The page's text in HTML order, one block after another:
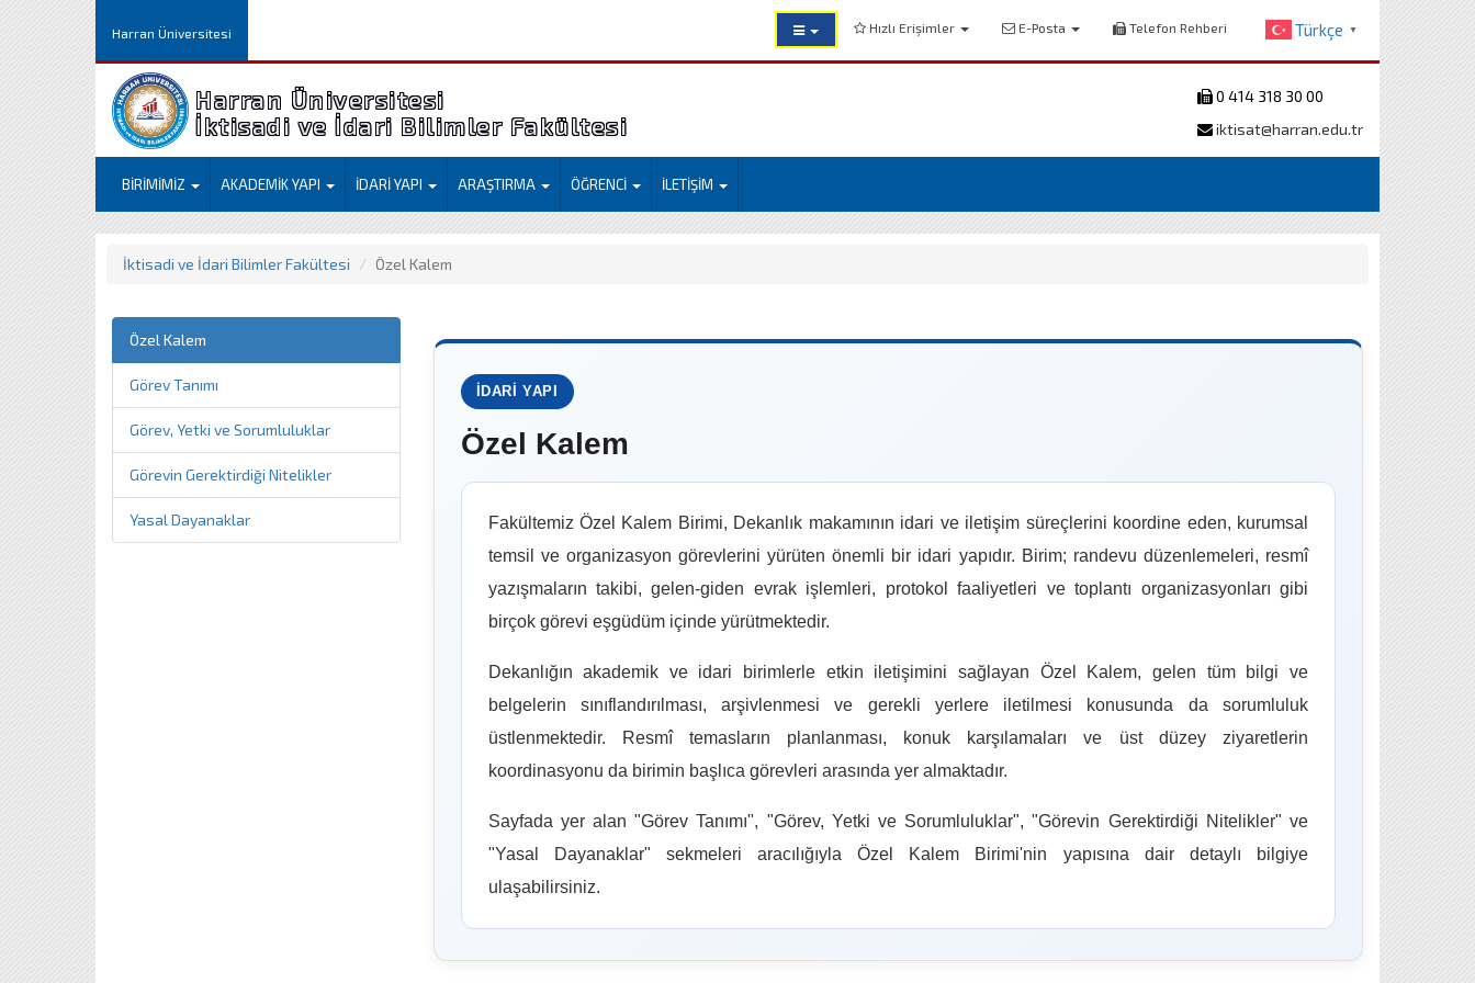
Harran Üniversitesi Hızlı Erişimler E-Posta Telefon Rehberi Türkçe ▼
Harran Üniversitesi
İktisadi ve İdari Bilimler Fakültesi
0 414 318 30 00
iktisat@harran.edu.tr
BİRİMİMİZ AKADEMİK YAPI İDARİ YAPI ARAŞTIRMA ÖĞRENCİ İLETİŞİM
İktisadi ve İdari Bilimler Fakültesi Özel Kalem
Özel Kalem
Görev Tanımı
Görev, Yetki ve Sorumluluklar
Görevin Gerektirdiği Nitelikler
Yasal Dayanaklar
İDARI YAPI
Özel Kalem
Fakültemiz Özel Kalem Birimi, Dekanlık makamının idari ve iletişim süreçlerini koordine eden, kurumsal
temsil ve organizasyon görevlerini yürüten önemli bir idari yapıdır. Birim; randevu düzenlemeleri, resmî
yazışmaların takibi, gelen-giden evrak işlemleri, protokol faaliyetleri ve toplantı organizasyonları gibi
birçok görevi eşgüdüm içinde yürütmektedir.
Dekanlığın akademik ve idari birimlerle etkin iletişimini sağlayan Özel Kalem, gelen tüm bilgi ve
belgelerin sınıflandırılması, arşivlenmesi ve gerekli yerlere iletilmesi konusunda da sorumluluk
üstlenmektedir. Resmî temasların planlanması, konuk karşılamaları ve üst düzey ziyaretlerin
koordinasyonu da birimin başlıca görevleri arasında yer almaktadır.
Sayfada yer alan "Görev Tanımı", "Görev, Yetki ve Sorumluluklar", "Görevin Gerektirdiği Nitelikler" ve
"Yasal Dayanaklar" sekmeleri aracılığıyla Özel Kalem Birimi'nin yapısına dair detaylı bilgiye
ulaşabilirsiniz.